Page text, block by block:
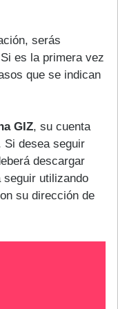
serás
es la primera vez
que se indican
GIZ, su cuenta
Si desea seguir
descargar
utilizando
su dirección de